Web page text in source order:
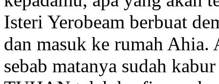
Isteri Yerobeam berbuat
dan masuk ke rumah
sebab matanya sudah